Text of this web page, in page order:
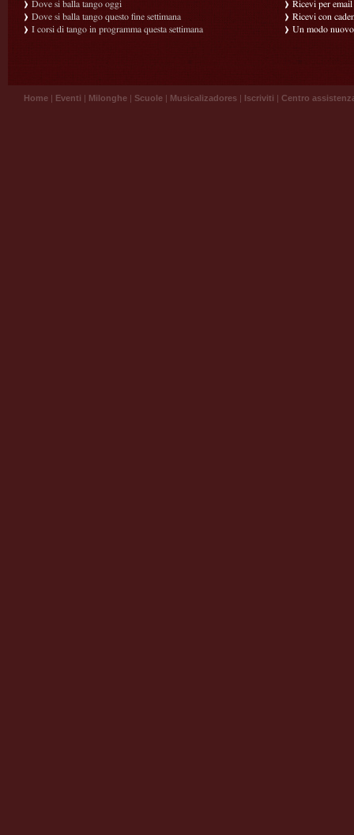
Dove si balla tango oggi
Dove si balla tango questo fine settimana
I corsi di tango in programma questa settimana
Ricevi per
Ricevi con
Un modo
Home | Eventi | Milonghe | Scuole | Musicalizadores | Iscriviti | Centro